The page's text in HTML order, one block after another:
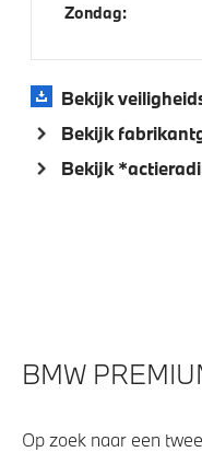
Kilometertacho
Laadkabel (Mode 3,
M Adaptief onderstel
xDrive -
Zondag:
Bekijk
Bekijk
Bekijk
BMW
Op zoek naar een